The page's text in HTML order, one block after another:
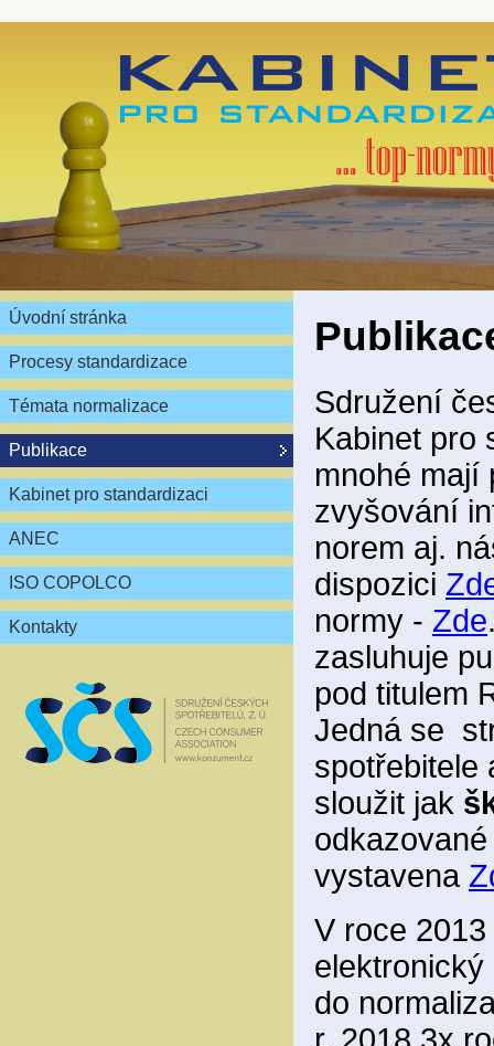
Úvodní stránka
Procesy standardizace
Témata normalizace
Publikace
Kabinet pro standardizaci
ANEC
ISO COPOLCO
Kontakty
Sdružení
Kabinet pro
mnohé mají
zvyšování
norem aj.
dispozici
normy - Zde
zasluhuje
pod titulem
Jedná se
spotřebitele
sloužit jak
vystavena
V roce
do